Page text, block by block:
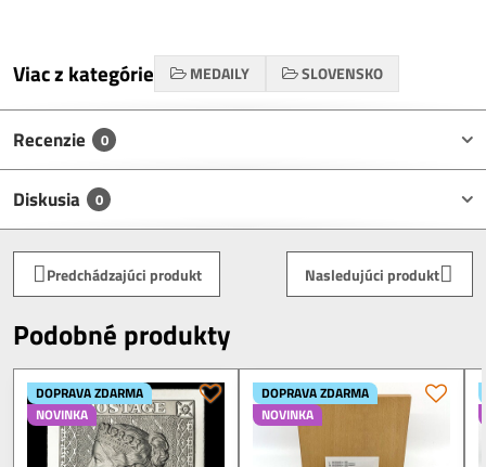
Viac z kategórie MEDAILY SLOVENSKO
Recenzie 0
Diskusia 0
Predchádzajúci produkt Nasledujúci produkt
Podobné produkty
DOPRAVA ZDARMA
NOVINKA
DOPRAVA ZDARMA
NOVINKA